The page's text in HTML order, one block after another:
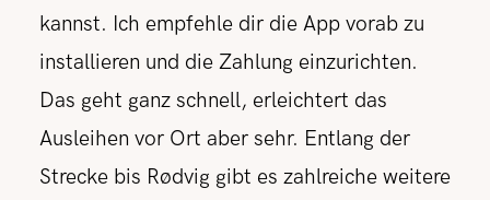
kannst. Ich empfehle dir die App vorab zu
installieren und die Zahlung einzurichten.
Das geht ganz schnell, erleichtert das
Ausleihen vor Ort aber sehr. Entlang der
Strecke bis Rødvig gibt es zahlreiche weitere